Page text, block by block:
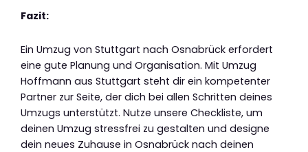
Fazit:
Ein Umzug von Stuttgart nach Osnabrück erfordert
eine gute Planung und Organisation. Mit Umzug
Hoffmann aus Stuttgart steht dir ein kompetenter
Partner zur Seite, der dich bei allen Schritten deines
Umzugs unterstützt. Nutze unsere Checkliste, um
deinen Umzug stressfrei zu gestalten und designe
dein neues Zuhause in Osnabrück nach deinen